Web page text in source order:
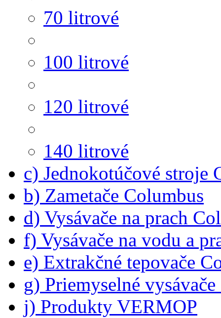
70 litrové
100 litrové
120 litrové
140 litrové
c) Jednokotúčové stroje
b) Zametače Columbus
d) Vysávače na prach
f) Vysávače na vodu a
e) Extrakčné tepovače
g) Priemyselné
j) Produkty VERMOP